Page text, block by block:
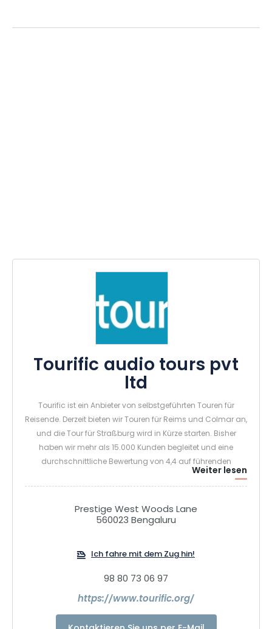
Tourific audio tours pvt
ltd
Tourific ist ein Anbieter von selbstgeführten Touren für
Reisende. Derzeit bieten wir Touren für Reims und Colmar an,
und die Tour für Straßburg wird in Kürze starten. Bisher
haben wir mehr als 15.000 Kunden begleitet und eine
durchschnittliche Bewertung von 4,4 auf führenden
Plattformen wie Tripadvisor, Viator und Booking.com
erhalten. Unsere Touren sind auf Englisch, Französisch,
Deutsch, Italienisch und Niederländisch verfügbar. Wir
würden uns freuen, wenn unsere Touren auf Ihrer Plattform
stärken würde
Weiter lesen
Prestige West Woods Lane
560023 Bengaluru
Ich fahre mit dem Zug hin!
98 80 73 06 97
https://www.tourific.org/